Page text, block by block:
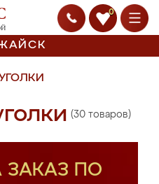
0
(30 товаров)
ЗАКАЗ ПО